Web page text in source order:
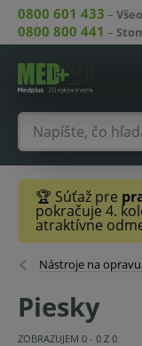
0800 601 433 –
0800 800 441 –
🏆 Súťaž pre
pokračuje 4.
atraktívne
Nástroje na
Piesky
ZOBRAZUJEM 0 - 0 Z 0